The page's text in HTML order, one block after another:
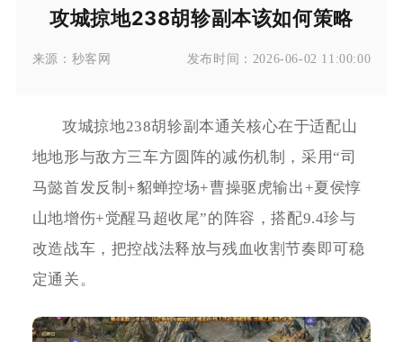
攻城掠地238胡轸副本该如何策略
来源： 秒客网 发布时间： 2026-06-02 11:00:00
攻城掠地238胡轸副本通关核心在于适配山
地地形与敌方三车方圆阵的减伤机制，采用“司
马懿首发反制+貂蝉控场+曹操驱虎输出+夏侯惇
山地增伤+觉醒马超收尾”的阵容，搭配9.4珍与
改造战车，把控战法释放与残血收割节奏即可稳
定通关。